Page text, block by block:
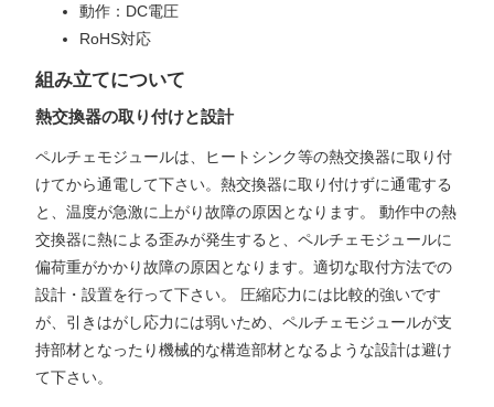
動作：DC電圧
RoHS対応
組み立てについて
熱交換器の取り付けと設計
ペルチェモジュールは、ヒートシンク等の熱交換器に取り付
けてから通電して下さい。熱交換器に取り付けずに通電する
と、温度が急激に上がり故障の原因となります。 動作中の熱
交換器に熱による歪みが発生すると、ペルチェモジュールに
偏荷重がかかり故障の原因となります。適切な取付方法での
設計・設置を行って下さい。 圧縮応力には比較的強いです
が、引きはがし応力には弱いため、ペルチェモジュールが支
持部材となったり機械的な構造部材となるような設計は避け
て下さい。